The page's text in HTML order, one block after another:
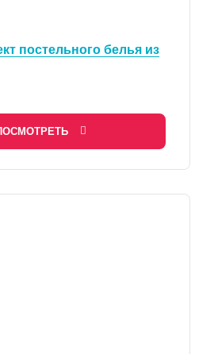
постельного белья из